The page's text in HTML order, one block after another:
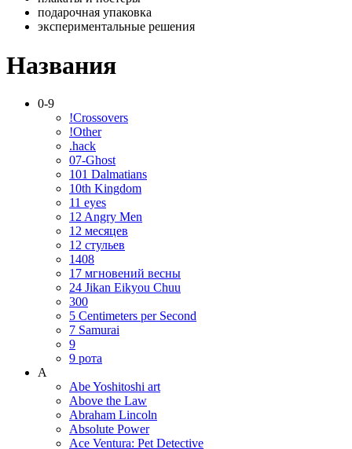
подарочная упаковка
экспериментальные решения
Названия
0-9
!Crossovers
!Other
.hack
07-Ghost
101 Dalmatians
10th Kingdom
11 eyes
12 Angry Men
12 месяцев
12 стульев
1408
17 мгновений весны
24 Jikan Eikyou Chuu
300
5 Centimeters per Second
7 Samurai
9
9 рота
A
Abe Yoshitoshi art
Above the Law
Abraham Lincoln
Absolute Power
Ace Ventura: Pet Detective